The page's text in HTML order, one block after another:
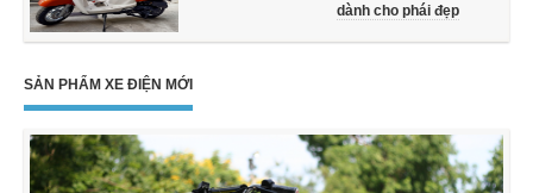
dành cho phái đẹp
SẢN PHẨM XE ĐIỆN MỚI